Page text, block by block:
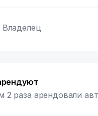
Владелец
2 раза арендовали